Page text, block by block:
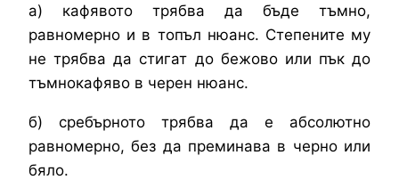
а) кафявото трябва да бъде тъмно,
равномерно и в топъл нюанс. Степените му
не трябва да стигат до бежово или пък до
тъмнокафяво в черен нюанс.
б) сребърното трябва да е абсолютно
равномерно, без да преминава в черно или
бяло.